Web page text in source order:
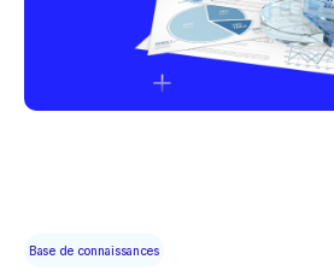
Base de connaissances